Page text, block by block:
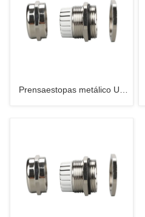
Prensaestopas metálico UL